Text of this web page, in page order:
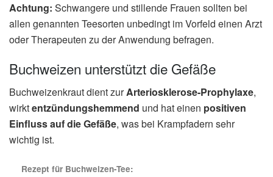
Achtung: Schwangere und stillende Frauen sollten bei
allen genannten Teesorten unbedingt im Vorfeld einen Arzt
oder Therapeuten zu der Anwendung befragen.
Buchweizen unterstützt die Gefäße
Buchweizenkraut dient zurArteriosklerose-Prophylaxe,
wirktentzündungshemmend und hat einen positiven
Einfluss auf die Gefäße, was bei Krampfadern sehr
wichtig ist.
Rezept für Buchweizen-Tee: